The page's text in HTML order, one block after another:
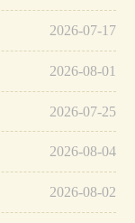
2026-07-17
2026-08-01
2026-07-25
2026-08-04
2026-08-02